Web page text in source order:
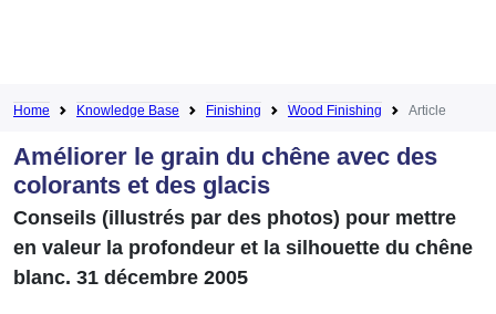
Home Knowledge Base Finishing Wood Finishing Article
Améliorer le grain du chêne avec des
colorants et des glacis
Conseils (illustrés par des photos) pour mettre
en valeur la profondeur et la silhouette du chêne
blanc. 31 décembre 2005